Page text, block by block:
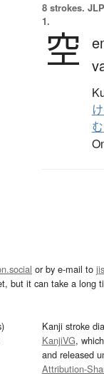
8 strokes.
1.
空
or by e-mail to
but it can take a long
Kanji stroke
KanjiVG,
and released
Attribution-